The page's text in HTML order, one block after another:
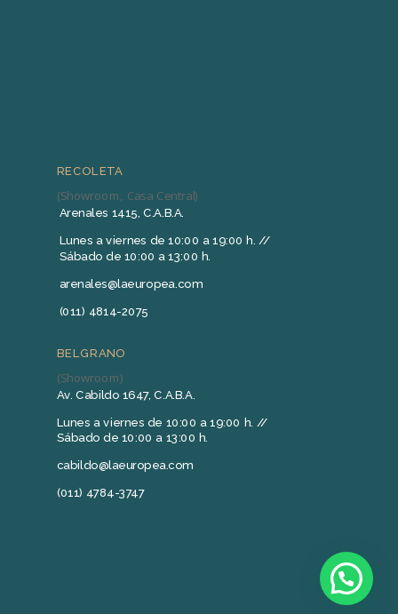
RECOLETA
(Showroom, Casa Central)
Arenales 1415, C.A.B.A.
Lunes a viernes de 10:00 a 19:00 h. //
Sábado de 10:00 a 13:00 h.
arenales@laeuropea.com
(011) 4814-2075
BELGRANO
(Showroom)
Av. Cabildo 1647, C.A.B.A.
Lunes a viernes de 10:00 a 19:00 h. //
Sábado de 10:00 a 13:00 h.
cabildo@laeuropea.com
(011) 4784-3747